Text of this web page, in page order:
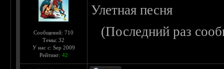
Сообщений: 710
Темы: 32
У нас с: Sep 2009
Рейтинг: 42
Улетная песня
(Последний раз